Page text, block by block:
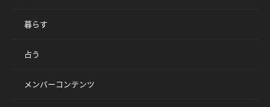
暮らす
占う
メンバーコンテンツ